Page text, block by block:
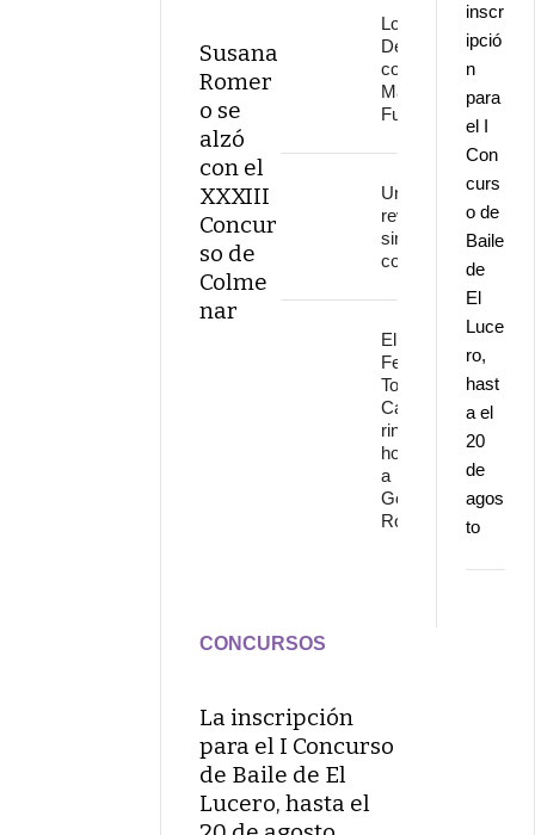
Susana
Romer
o se
alzó
con el
XXXIII
Concur
so de
Colme
nar
Los
Delinqüentes
conquistan
Marenostrum
Fuengirola
Una
revolución
sin
continuidad
El
Festival
Torre del
Cante
rinde
homenaje
a
Gonzalo
Rojo
CONCURSOS
La inscripción
para el I Concurso
de Baile de El
Lucero, hasta el
inscr
ipció
n
para
el I
Con
curs
o de
Baile
de
El
Luce
ro,
hast
a el
20
de
agos
to